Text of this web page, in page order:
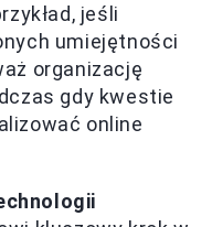
jeśli
umiejętności
organizację
gdy kwestie
online